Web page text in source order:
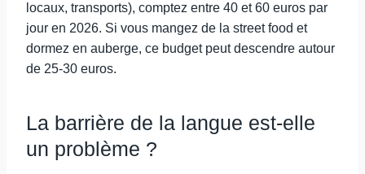
locaux, transports), comptez entre 40 et 60 euros par
jour en 2026. Si vous mangez de la street food et
dormez en auberge, ce budget peut descendre autour
de 25-30 euros.
La barrière de la langue est-elle
un problème ?